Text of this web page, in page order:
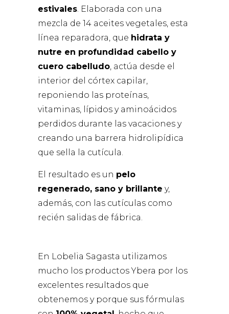
estivales. Elaborada con una
mezcla de 14 aceites vegetales, esta
línea reparadora, que hidrata y
nutre en profundidad cabello y
cuero cabelludo, actúa desde el
interior del córtex capilar,
reponiendo las proteínas,
vitaminas, lípidos y aminoácidos
perdidos durante las vacaciones y
creando una barrera hidrolipídica
que sella la cutícula.
El resultado es un pelo
regenerado, sano y brillante y,
además, con las cutículas como
recién salidas de fábrica.
En Lobelia Sagasta utilizamos
mucho los productos Ybera por los
excelentes resultados que
obtenemos y porque sus fórmulas